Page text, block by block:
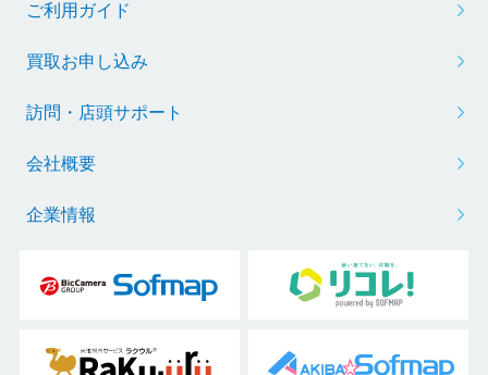
ご利用ガイド
買取お申し込み
訪問・店頭サポート
会社概要
企業情報